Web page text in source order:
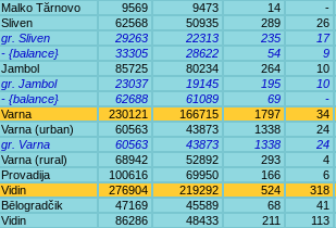
Malko Tărnovo 9569 9473 14
-
Sliven 62568 50935 289
26
gr. Sliven 29263 22313 235
17
- {balance} 33305 28622 54
9
Jambol 85725 80234 264
10
gr. Jambol 23037 19145 195
10
- {balance} 62688 61089 69
-
Varna 230121 166715 1797
34
Varna (urban) 60563 43873 1338
24
gr. Varna 60563 43873 1338
24
Varna (rural) 68942 52892 293
4
Provadija 100616 69950 166
6
Vidin 276904 219292 524
318
Bēlogradčik 47169 45589 68
41
Vidin 86286 48433 211
113